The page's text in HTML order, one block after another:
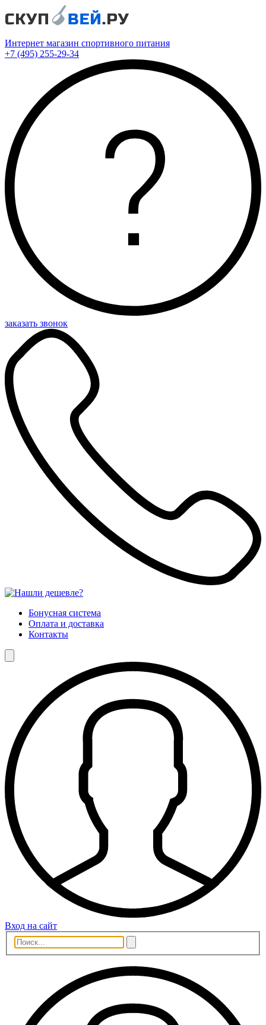
Интернет магазин спортивного питания
+7 (495) 255-29-34
заказать звонок
Бонусная система
Оплата и доставка
Контакты
Вход на сайт